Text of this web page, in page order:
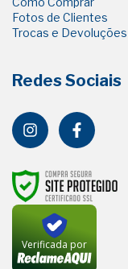
Fotos de Clientes
Trocas e Devoluções
Redes Sociais
Verificada por